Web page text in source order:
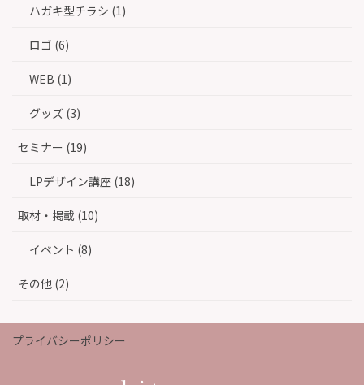
ハガキ型チラシ (1)
ロゴ (6)
WEB (1)
グッズ (3)
セミナー (19)
LPデザイン講座 (18)
取材・掲載 (10)
イベント (8)
その他 (2)
プライバシーポリシー